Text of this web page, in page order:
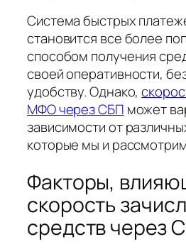
Система быстрых
становится все более
способом получения
своей оперативности,
удобству. Однако,
МФО через СБП может
зависимости от
которые мы и
Факторы,
скорость
средств через